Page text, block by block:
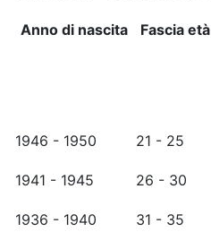
Anno di nascita Fascia età
1946 - 1950 21 - 25
1941 - 1945 26 - 30
1936 - 1940 31 - 35